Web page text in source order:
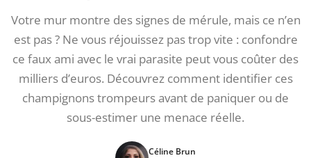
Votre mur montre des signes de mérule, mais ce n’en
est pas ? Ne vous réjouissez pas trop vite : confondre
ce faux ami avec le vrai parasite peut vous coûter des
milliers d’euros. Découvrez comment identifier ces
champignons trompeurs avant de paniquer ou de
sous-estimer une menace réelle.
Céline Brun